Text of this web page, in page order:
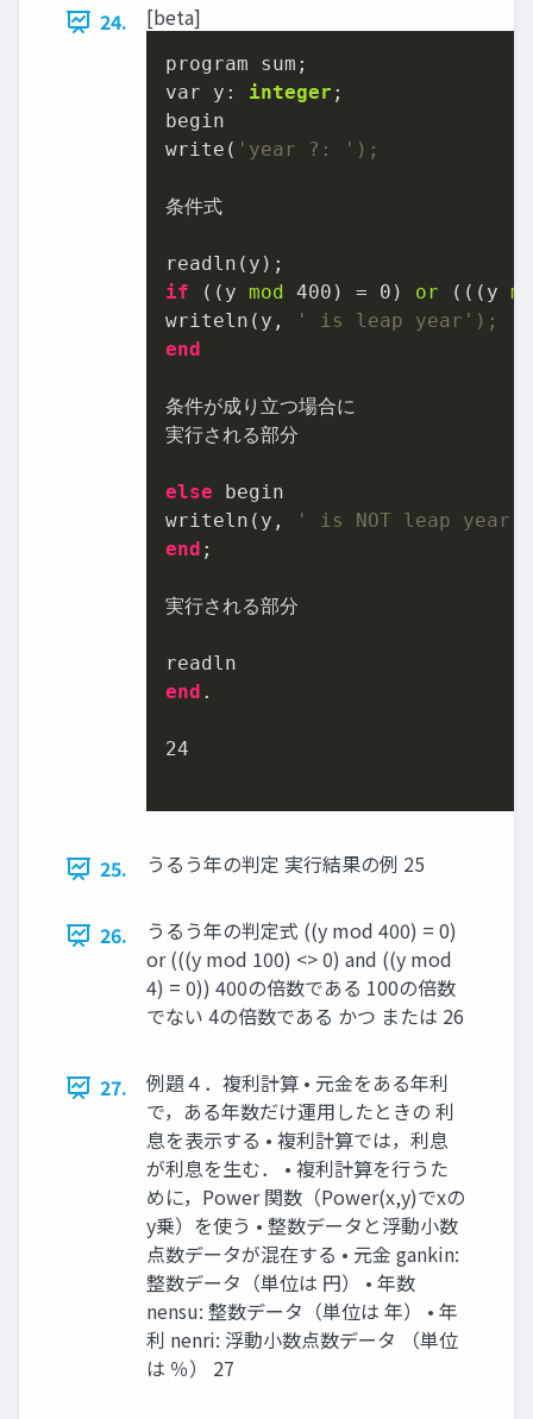
24. [beta]
program sum;
var y: integer ;
begin
write( 'year ?: ');
条件式
if ((y mod 400 ) = 0 ) or (((y
writeln(y,
' is leap year');
end
条件が成り立つ場合に
実行される部分
else begin
writeln(y,
' is NOT leap year');
end ;
実行される部分
end .
24
25. うるう年の判定 実行結果の例 25
26.
うるう年の判定式 ((y mod 400) = 0)
or (((y mod 100) <> 0) and ((y mod
4) = 0)) 400の倍数である 100の倍数
でない 4の倍数である かつ または 26
27.
例題４．複利計算 • 元金をある年利
で，ある年数だけ運用したときの 利
息を表示する • 複利計算では，利息
が利息を生む． • 複利計算を行うた
めに，Power 関数（Power(x,y)でxの
y乗）を使う • 整数データと浮動小数
点数データが混在する • 元金 gankin:
整数データ（単位は 円） • 年数
nensu: 整数データ（単位は 年） • 年
利 nenri: 浮動小数点数データ （単位
は ％） 27